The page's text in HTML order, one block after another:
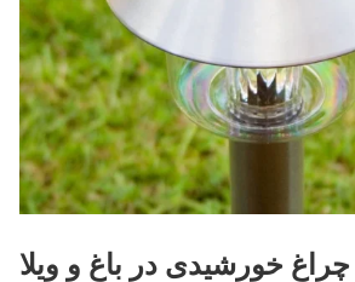
خورشیدی در باغ و ویلا